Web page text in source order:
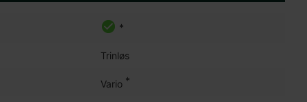
*
Trinløs
Vario *